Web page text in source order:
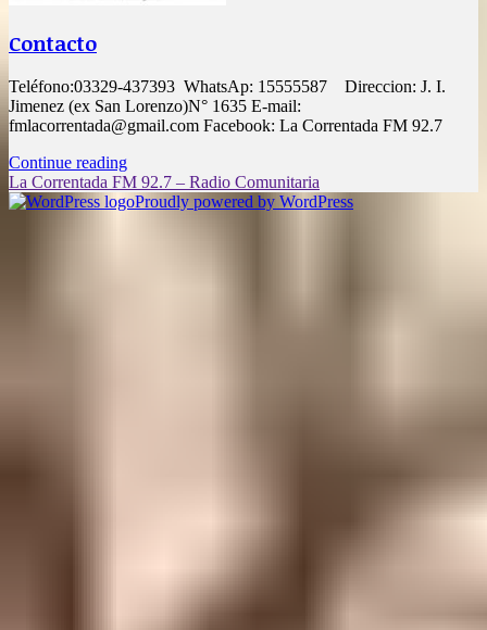
Contacto
Teléfono:03329-437393 WhatsAp: 15555587 Direccion: J. I.
Jimenez (ex San Lorenzo)N° 1635 E-mail:
fmlacorrentada@gmail.com Facebook: La Correntada FM 92.7
Continue reading
La Correntada FM 92.7 – Radio Comunitaria
Proudly powered by WordPress